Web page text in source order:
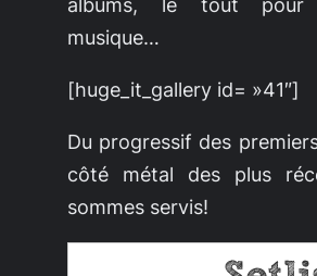
musique…
[huge_it_gallery id= »41″]
Du progressif des
côté métal des plus
sommes servis!